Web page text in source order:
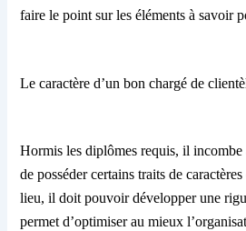
faire le point sur les éléments à savoir
Le caractère d’un bon chargé de
Hormis les diplômes requis, il incombe
de possédercertains traitsdecaractères
lieu, il doit pouvoir développer une
permet d’optimiser au mieux